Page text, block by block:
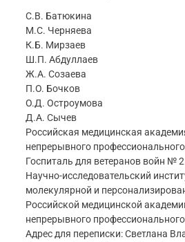
С.В. Батюкина
М.С. Черняева
К.Б. Мирзаев
Ш.П. Абдуллаев
Ж.А. Созаева
П.О. Бочков
О.Д. Остроумова
Д.А. Сычев
Российская медицинская
непрерывного
Госпиталь для ветеранов войн № 2
Научно-исследовательский
молекулярной и
Российской медицинской
непрерывного
Адрес для переписки: Светлана